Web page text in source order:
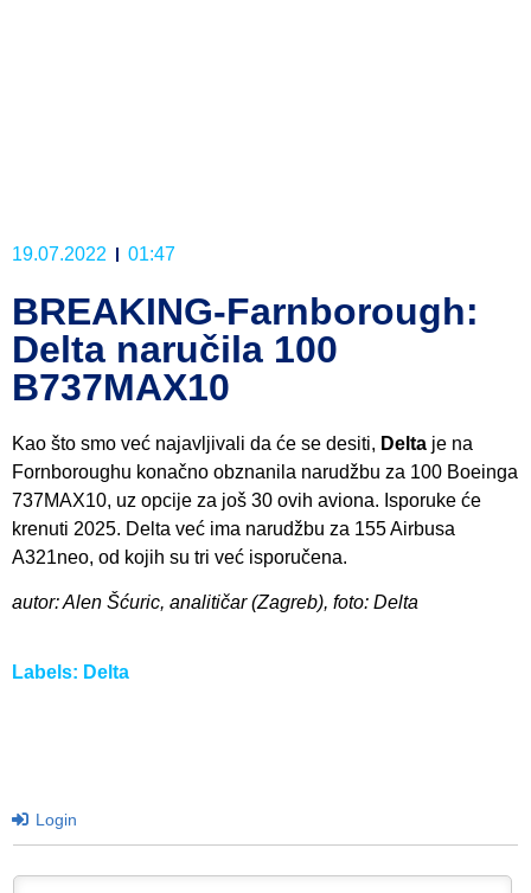
19.07.2022 01:47
BREAKING-Farnborough:
Delta naručila 100
B737MAX10
Kao što smo već najavljivali da će se desiti, Delta je na
Fornboroughu konačno obznanila narudžbu za 100 Boeinga
737MAX10, uz opcije za još 30 ovih aviona. Isporuke će
krenuti 2025. Delta već ima narudžbu za 155 Airbusa
A321neo, od kojih su tri već isporučena.
autor: Alen Šćuric, analitičar (Zagreb), foto: Delta
Labels: Delta
Login